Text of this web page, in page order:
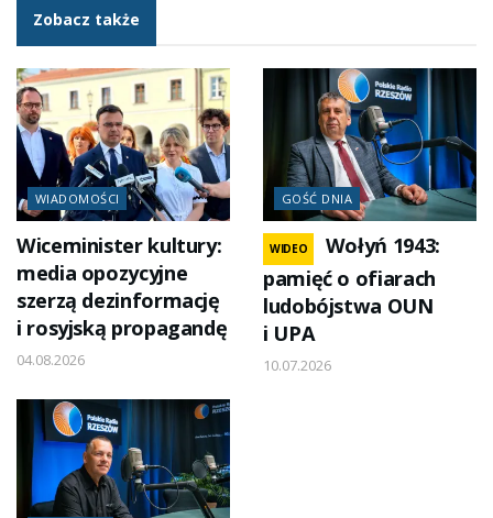
Zobacz także
WIADOMOŚCI
Wiceminister kultury:
media opozycyjne
szerzą dezinformację
i rosyjską propagandę
04.08.2026
GOŚĆ DNIA
WIDEO
Wołyń 1943:
pamięć o ofiarach
ludobójstwa OUN
i UPA
10.07.2026